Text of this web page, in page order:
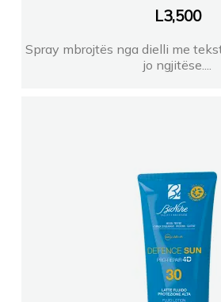
L3,500
Spray mbrojtës nga dielli me
jo ngjitëse....